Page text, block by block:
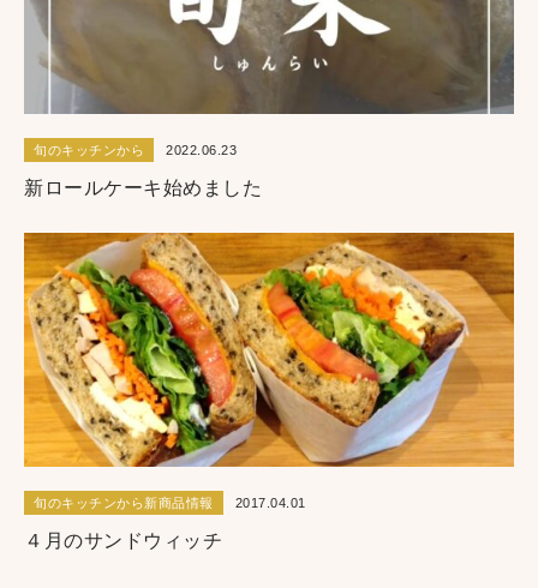
旬のキッチンから 2022.06.23
新ロールケーキ始めました
旬のキッチンから新商品情報 2017.04.01
４月のサンドウィッチ